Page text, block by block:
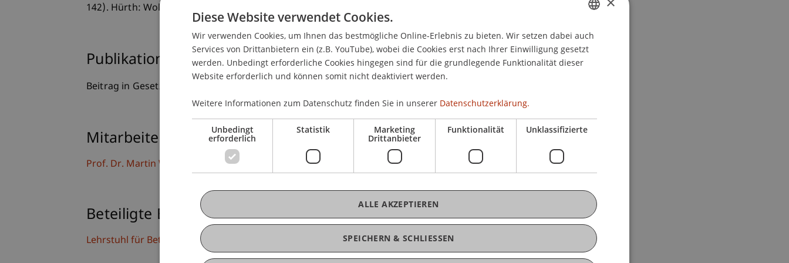
142). Hürth: Wolters Kluwer.
Publikationsart
Beitrag in Gesetzeskommentierung
Mitarbeitende
Prof. Dr. Martin Wenz
Beteiligte Einrichtungen
Lehrstuhl für Betriebswirtschaftliche Steuerlehre, Internationales und Liechtensteinisches Steuerrecht
GERMAN
ENGLISH
Diese Website verwendet Cookies.
Wir verwenden Cookies, um Ihnen das bestmögliche Online-Erlebnis zu bieten. Wir setzen dabei auch
Services von Drittanbietern ein (z.B. YouTube), wobei die Cookies erst nach Ihrer Einwilligung gesetzt
werden. Unbedingt erforderliche Cookies hingegen sind für die grundlegende Funktionalität dieser
Website erforderlich und können somit nicht deaktiviert werden.
Weitere Informationen zum Datenschutz finden Sie in unserer Datenschutzerklärung.
Unbedingt
erforderlich
Statistik Marketing
Drittanbieter
Funktionalität Unklassifizierte
SPEICHERN & SCHLIESSEN
ALLE AKZEPTIEREN